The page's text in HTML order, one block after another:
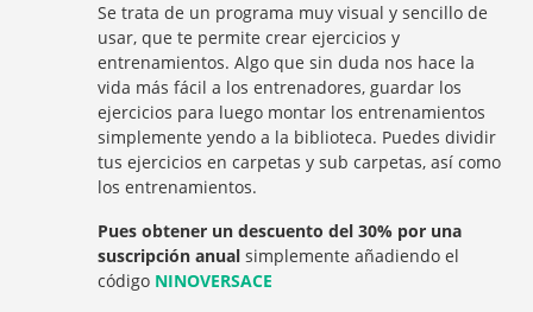
Se trata de un programa muy visual y sencillo de
usar, que te permite crear ejercicios y
entrenamientos. Algo que sin duda nos hace la
vida más fácil a los entrenadores, guardar los
ejercicios para luego montar los entrenamientos
simplemente yendo a la biblioteca. Puedes dividir
tus ejercicios en carpetas y sub carpetas, así como
los entrenamientos.
Pues obtener un descuento del 30% por una
suscripción anual simplemente añadiendo el
código NINOVERSACE